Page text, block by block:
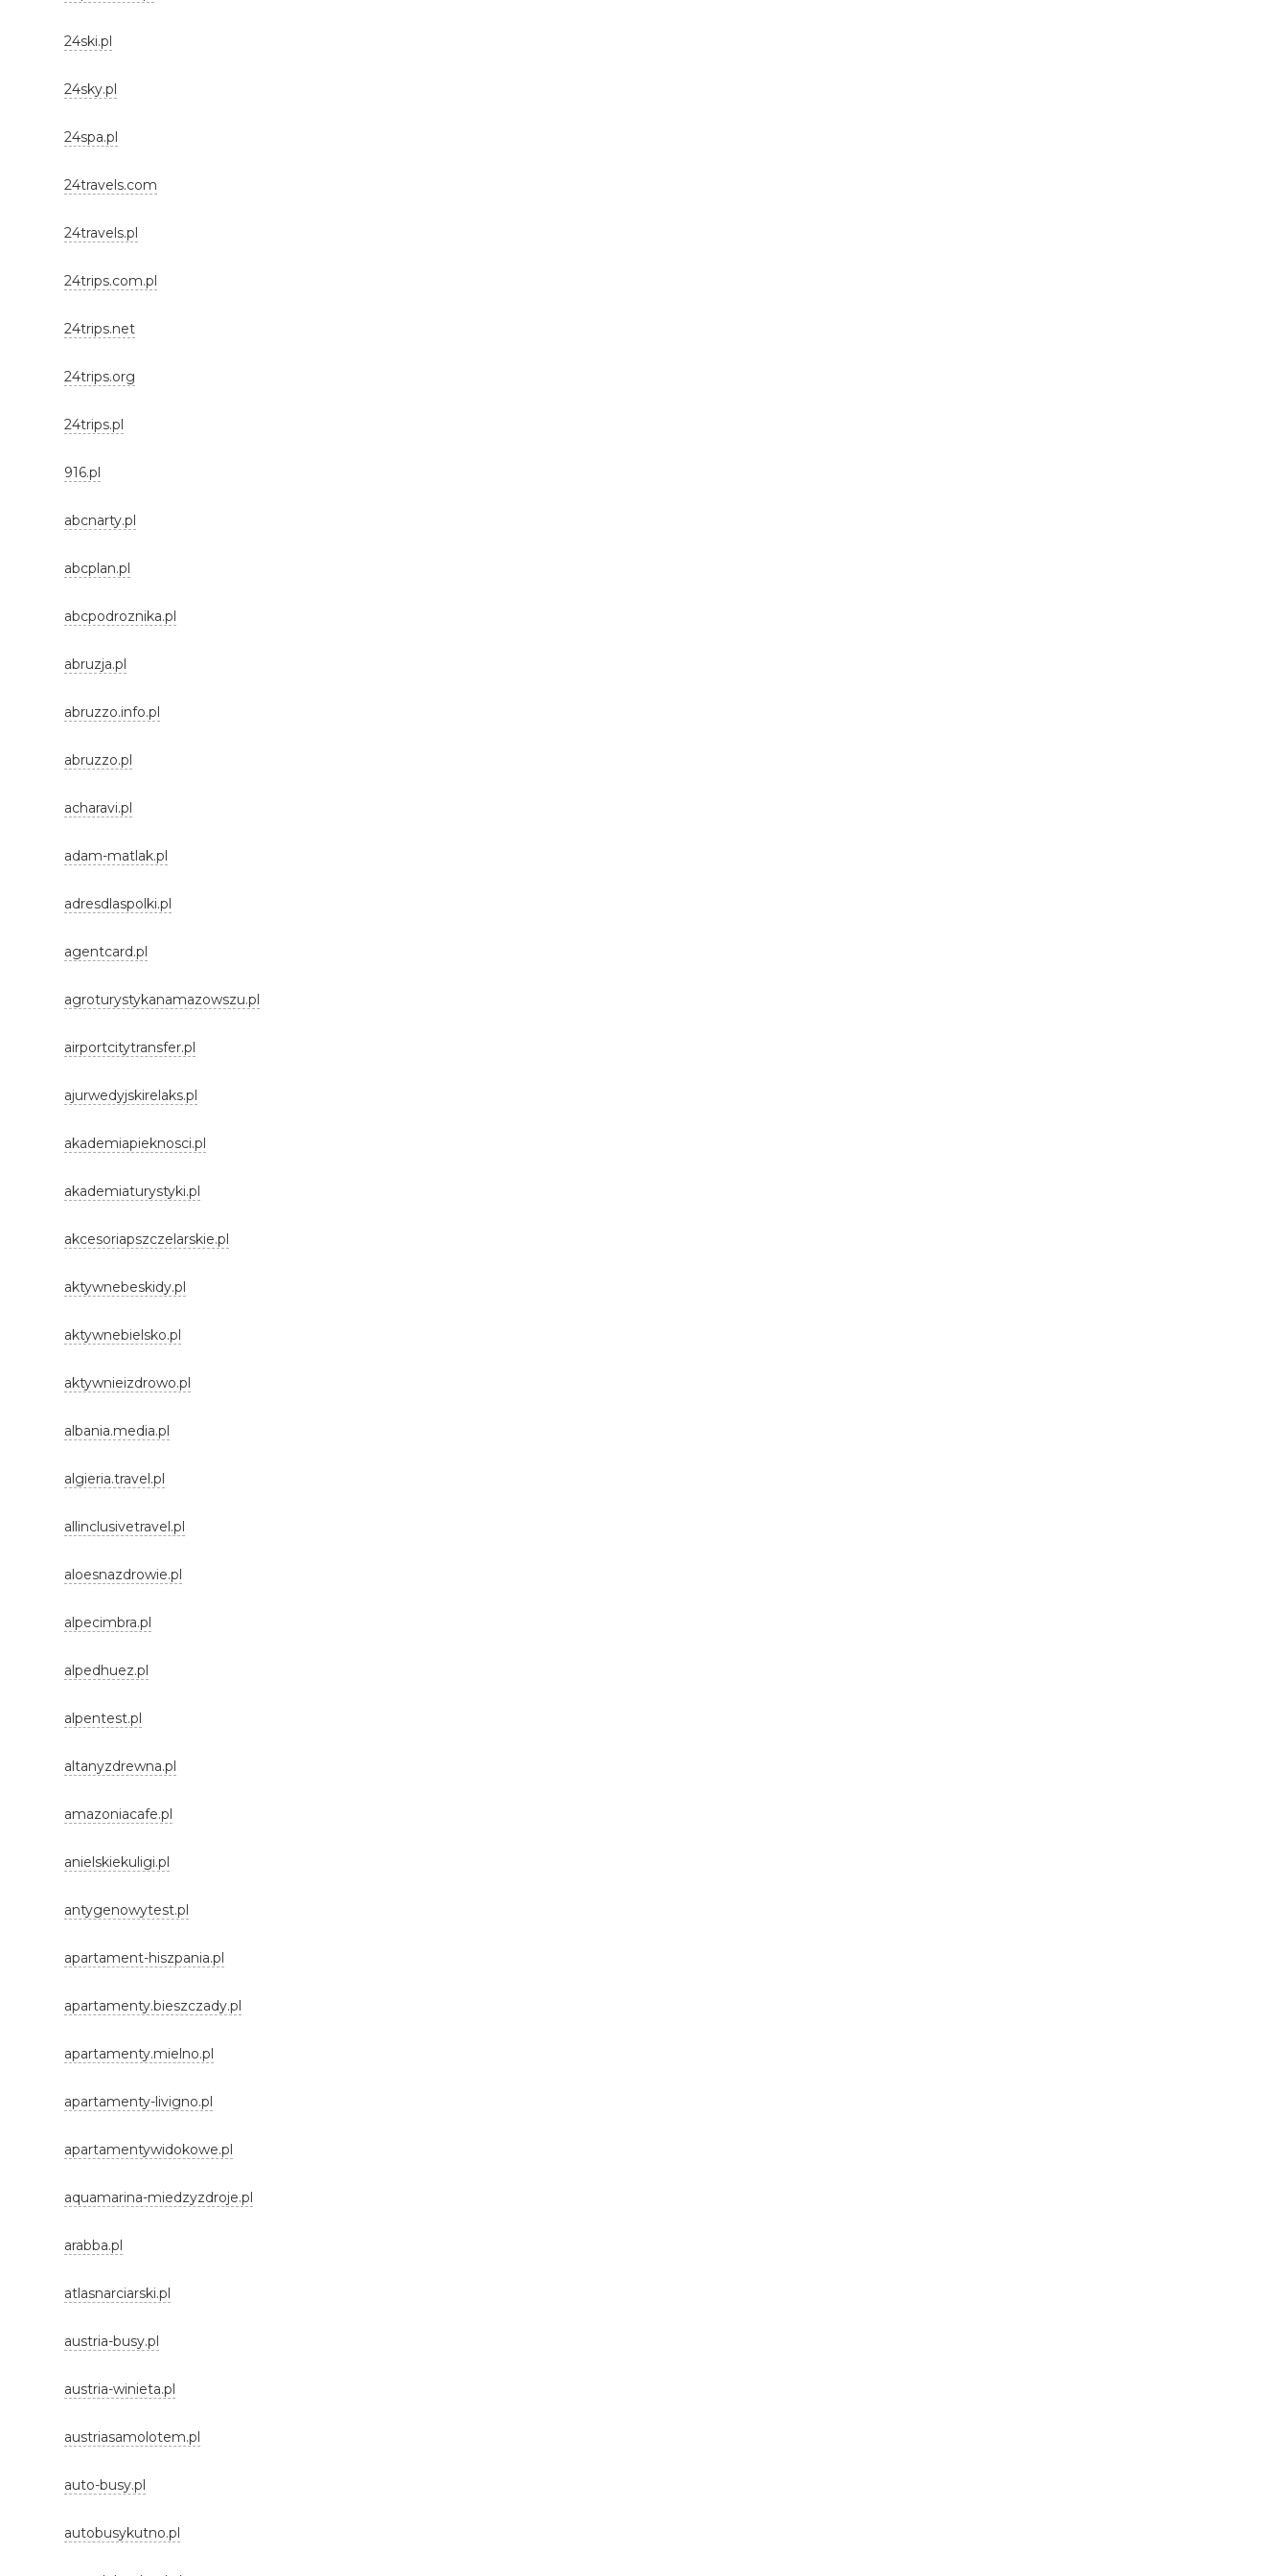
24ski.pl
24sky.pl
24spa.pl
24travels.com
24travels.pl
24trips.com.pl
24trips.net
24trips.org
24trips.pl
916.pl
abcnarty.pl
abcplan.pl
abcpodroznika.pl
abruzja.pl
abruzzo.info.pl
abruzzo.pl
acharavi.pl
adam-matlak.pl
adresdlaspolki.pl
agentcard.pl
agroturystykanamazowszu.pl
airportcitytransfer.pl
ajurwedyjskirelaks.pl
akademiapieknosci.pl
akademiaturystyki.pl
akcesoriapszczelarskie.pl
aktywnebeskidy.pl
aktywnebielsko.pl
aktywnieizdrowo.pl
albania.media.pl
algieria.travel.pl
allinclusivetravel.pl
aloesnazdrowie.pl
alpecimbra.pl
alpedhuez.pl
alpentest.pl
altanyzdrewna.pl
amazoniacafe.pl
anielskiekuligi.pl
antygenowytest.pl
apartament-hiszpania.pl
apartamenty.bieszczady.pl
apartamenty.mielno.pl
apartamenty-livigno.pl
apartamentywidokowe.pl
aquamarina-miedzyzdroje.pl
arabba.pl
atlasnarciarski.pl
austria-busy.pl
austria-winieta.pl
austriasamolotem.pl
auto-busy.pl
autobusykutno.pl